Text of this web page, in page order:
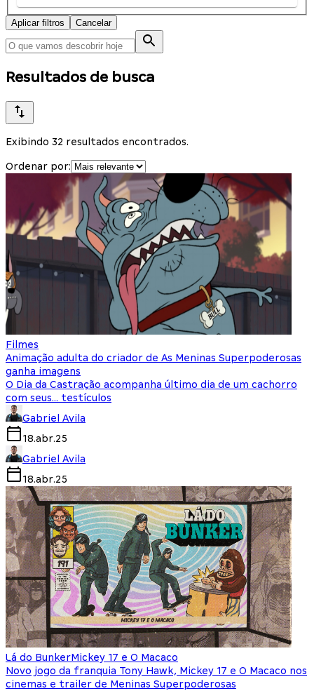
Aplicar filtros Cancelar
Resultados de busca
Exibindo 32 resultados encontrados.
Ordenar por:
Filmes
Animação adulta do criador de As Meninas Superpoderosas
ganha imagens
O Dia da Castração acompanha último dia de um cachorro
com seus… testículos
Gabriel Avila
18.abr.25
Gabriel Avila
18.abr.25
Lá do BunkerMickey 17 e O Macaco
Novo jogo da franquia Tony Hawk, Mickey 17 e O Macaco nos
cinemas e trailer de Meninas Superpoderosas